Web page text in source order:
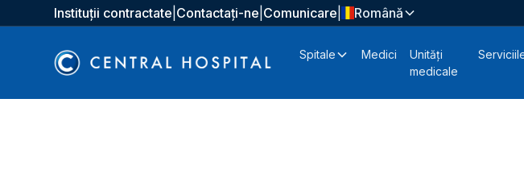
Instituții contractate Contactați-ne Comunicare Română
Spitale Medici
Unități
medicale